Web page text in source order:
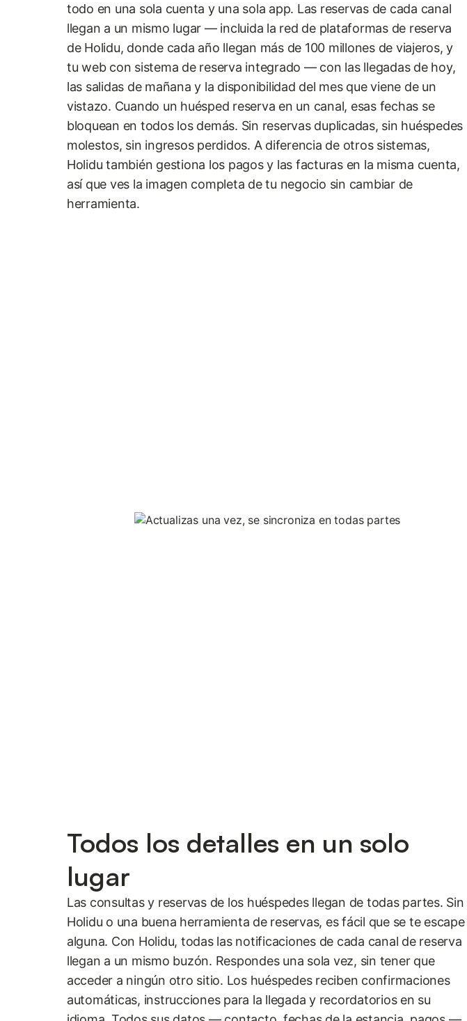
todo en una sola cuenta y una sola app. Las reservas de cada canal
llegan a un mismo lugar — incluida la red de plataformas de reserva
de Holidu, donde cada año llegan más de 100 millones de viajeros, y
tu web con sistema de reserva integrado — con las llegadas de hoy,
las salidas de mañana y la disponibilidad del mes que viene de un
vistazo. Cuando un huésped reserva en un canal, esas fechas se
bloquean en todos los demás. Sin reservas duplicadas, sin huéspedes
molestos, sin ingresos perdidos. A diferencia de otros sistemas,
Holidu también gestiona los pagos y las facturas en la misma cuenta,
así que ves la imagen completa de tu negocio sin cambiar de
herramienta.
Todos los detalles en un solo
lugar
Las consultas y reservas de los huéspedes llegan de todas partes. Sin
Holidu o una buena herramienta de reservas, es fácil que se te escape
alguna. Con Holidu, todas las notificaciones de cada canal de reserva
llegan a un mismo buzón. Respondes una sola vez, sin tener que
acceder a ningún otro sitio. Los huéspedes reciben confirmaciones
automáticas, instrucciones para la llegada y recordatorios en su